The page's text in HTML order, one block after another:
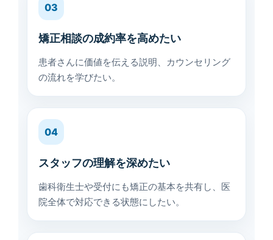
03
矯正相談の成約率を高めたい
患者さんに価値を伝える説明、カウンセリング
の流れを学びたい。
04
スタッフの理解を深めたい
歯科衛生士や受付にも矯正の基本を共有し、医
院全体で対応できる状態にしたい。